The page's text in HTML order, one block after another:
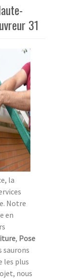
31
la
Notre
en
, Pose
saurons
les plus
nous